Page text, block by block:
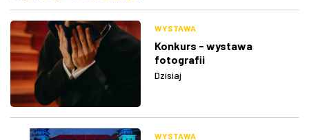
WYSTAWA
Konkurs - wystawa
fotografii
Dzisiaj
WYSTAWA